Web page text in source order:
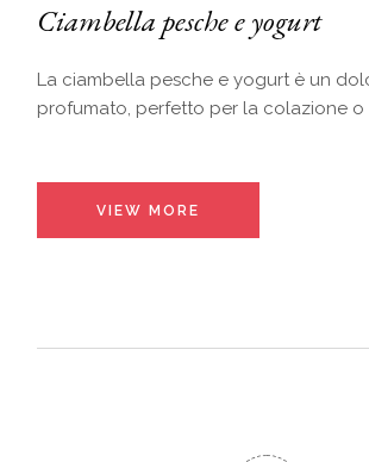
Ciambella pesche e yogurt
La ciambella pesche e yogurt è un
profumato, perfetto per la colazione o
VIEW MORE